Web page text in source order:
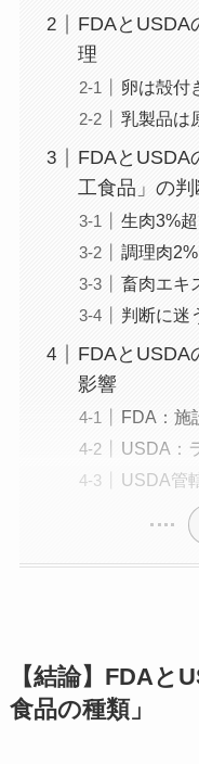
FDAとUSDA
理
卵は殻付
乳製品は
FDAとUSDA
工食品」の
生肉3%
調理肉
畜肉エキ
判断に迷
FDAとUSDA
影響
FDA：施
USDA：
USDA管
【結論】FDAと
食品の種類」